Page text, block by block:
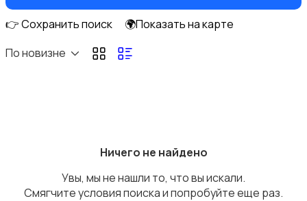
Оформление интерьера
👉 Сохранить поиск
🌍Показать на карте
По новизне
Ничего не найдено
Увы, мы не нашли то, что вы искали.
Смягчите условия поиска и попробуйте еще раз.